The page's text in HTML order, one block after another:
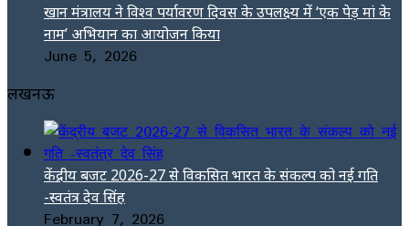
खान मंत्रालय ने विश्व पर्यावरण दिवस के उपलक्ष्य में ‘एक पेड़ मां के
नाम’ अभियान का आयोजन किया
June 5, 2026
लखनऊ
केंद्रीय बजट 2026-27 से विकसित भारत के संकल्प को नई गति
-स्वतंत्र देव सिंह
February 7, 2026